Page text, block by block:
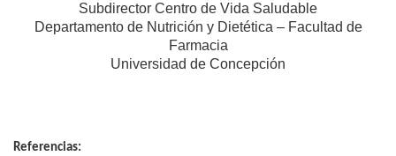
Subdirector Centro de Vida Saludable
Departamento de Nutrición y Dietética – Facultad de
Farmacia
Universidad de Concepción
Referencias: